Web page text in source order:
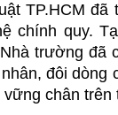
TP.HCM đã
chính quy.
trường đã
đôi dòng
chân